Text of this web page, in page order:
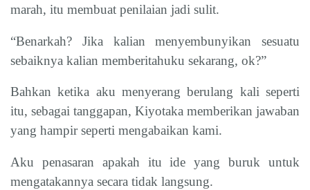
marah, itu membuat penilaian jadi sulit.
“Benarkah? Jika kalian menyembunyikan sesuatu
sebaiknya kalian memberitahuku sekarang, ok?”
Bahkan ketika aku menyerang berulang kali seperti
itu, sebagai tanggapan, Kiyotaka memberikan jawaban
yang hampir seperti mengabaikan kami.
Aku penasaran apakah itu ide yang buruk untuk
mengatakannya secara tidak langsung.